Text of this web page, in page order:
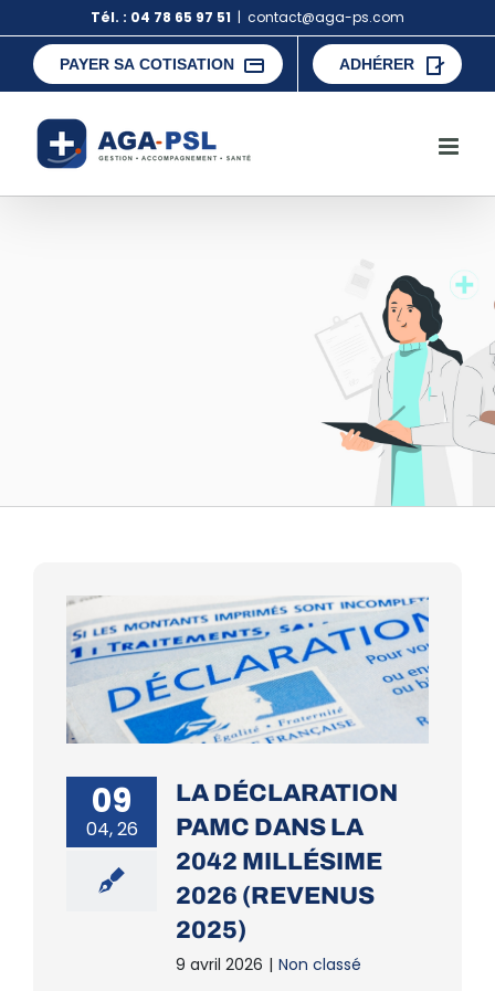
to
content
Tél. : 04 78 65 97 51 | contact@aga-ps.com
PAYER SA COTISATION ADHÉRER
09
04, 26
LA DÉCLARATION
PAMC DANS LA
2042 MILLÉSIME
2026 (REVENUS
2025)
9 avril 2026 | Non classé